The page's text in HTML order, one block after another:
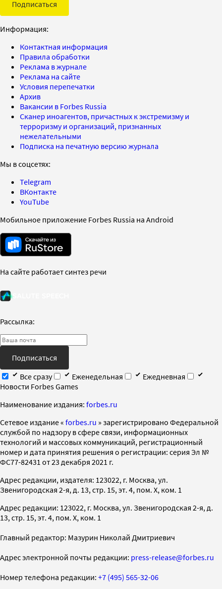
Подписаться
Информация:
Контактная информация
Правила обработки
Реклама в журнале
Реклама на сайте
Условия перепечатки
Архив
Вакансии в Forbes Russia
Сканер иноагентов, причастных к экстремизму и
терроризму и организаций, признанных
нежелательными
Подписка на печатную версию журнала
Мы в соцсетях:
Telegram
ВКонтакте
YouTube
Мобильное приложение Forbes Russia на Android
На сайте работает синтез речи
Рассылка:
Подписаться
Все сразу
Еженедельная
Ежедневная
Новости Forbes Games
Наименование издания: forbes.ru
Cетевое издание « forbes.ru » зарегистрировано Федеральной
службой по надзору в сфере связи, информационных
технологий и массовых коммуникаций, регистрационный
номер и дата принятия решения о регистрации: серия Эл №
ФС77-82431 от 23 декабря 2021 г.
Адрес редакции, издателя: 123022, г. Москва, ул.
Звенигородская 2-я, д. 13, стр. 15, эт. 4, пом. X, ком. 1
Адрес редакции: 123022, г. Москва, ул. Звенигородская 2-я, д.
13, стр. 15, эт. 4, пом. X, ком. 1
Главный редактор: Мазурин Николай Дмитриевич
Адрес электронной почты редакции: press-release@forbes.ru
Номер телефона редакции: +7 (495) 565-32-06